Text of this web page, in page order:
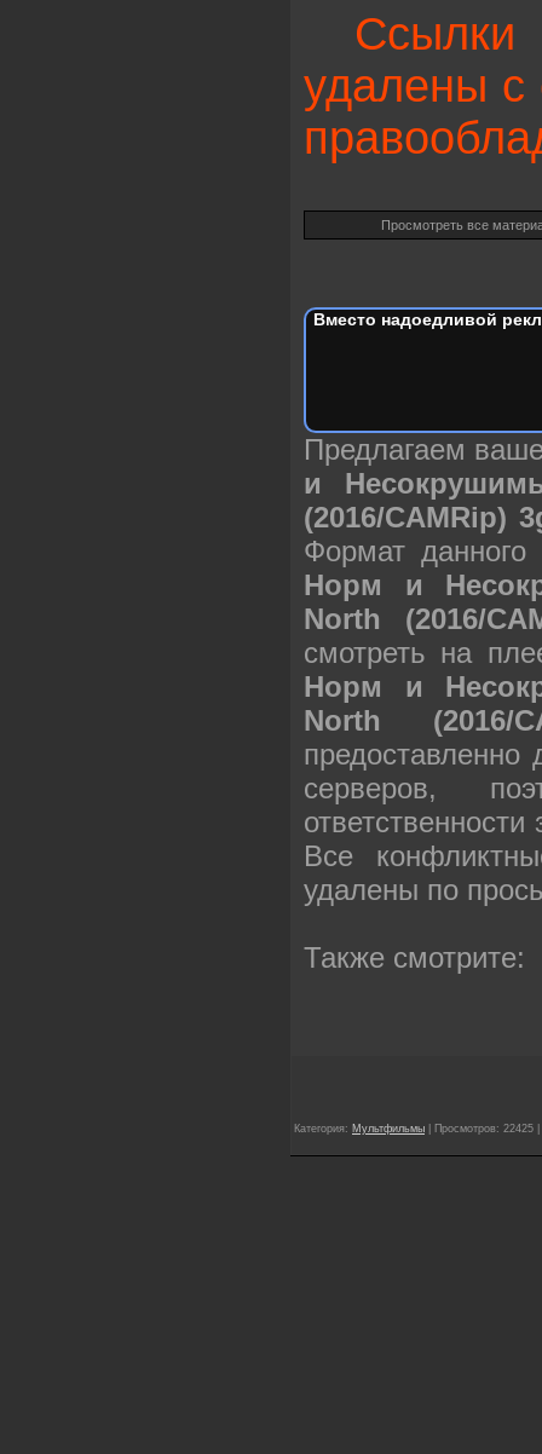
Ссылки
удалены с
Просмотреть все
Вместо надоедливой
Предлагаем
и
(2016/CAMRip)
Формат
Норм и
North (2016/
смотреть на
Норм и
North
серверов,
Все
удалены по
Также смотрите:
Категория: Мультфильмы | Просмотров: 22425